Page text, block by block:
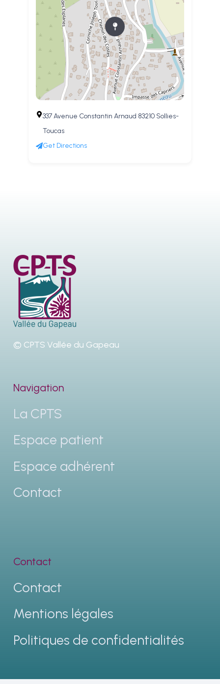
337 Avenue Constantin Arnaud 83210 Sollies-
Toucas
Get Directions
© CPTS Vallée du Gapeau
Navigation
La CPTS
Espace patient
Espace adhérent
Contact
Contact
Contact
Mentions légales
Politiques de confidentialités